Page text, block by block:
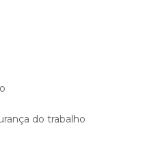
do trabalho